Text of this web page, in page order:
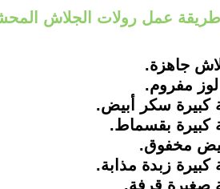
طريقة عمل رولات الجلاش
جاهزة.